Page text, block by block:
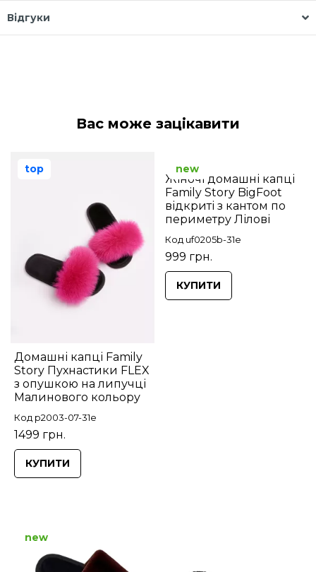
Відгуки
Вас може зацікавити
Домашні капці Family
Story Пухнастики FLEX
з опушкою на липучці
Малинового кольору
Код p2003-07-31e
1499 грн.
top
КУПИТИ
Жіночі домашні капці
Family Story BigFoot
відкриті з кантом по
периметру Лілові
Код uf0205b-31e
999 грн.
new
КУПИТИ
new